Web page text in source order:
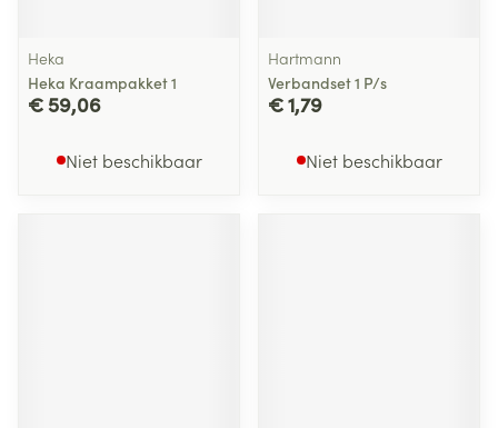
Heka
Heka Kraampakket 1
€ 59,06
Niet beschikbaar
Hartmann
Verbandset 1 P/s
€ 1,79
Niet beschikbaar